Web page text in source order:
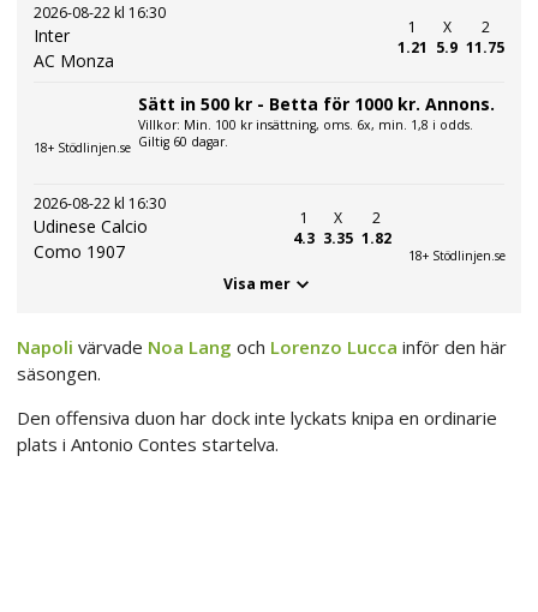
2026-08-22 kl 16:30
Inter
AC Monza
1
1.21
X
5.9
2
11.75
18+ Stödlinjen.se
Sätt in 500 kr - Betta för 1000 kr. Annons.
Villkor: Min. 100 kr insättning, oms. 6x, min. 1,8 i odds.
Giltig 60 dagar.
2026-08-22 kl 16:30
Udinese Calcio
Como 1907
1
4.3
X
3.35
2
1.82
18+ Stödlinjen.se
Visa mer
Napoli värvade Noa Lang och Lorenzo Lucca inför den här
säsongen.
Den offensiva duon har dock inte lyckats knipa en ordinarie
plats i Antonio Contes startelva.